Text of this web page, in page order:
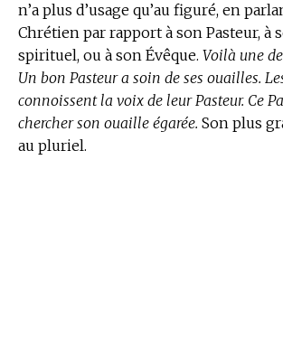
n’a plus d’usage qu’au figuré, en
Chrétien par rapport à son Pasteur, à
spirituel, ou à son Évêque. Voilà une
Un bon Pasteur a soin de ses ouailles.
connoissent la voix de leur Pasteur. Ce
chercher son ouaille égarée. Son plus
au pluriel.